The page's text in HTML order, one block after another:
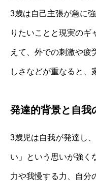
3歳は自己主張が急に
りたいことと現実のギ
えて、外での刺激や疲
しさなどが重なると、
発達的背景と自我
3歳児は自我が発達し
い」という思いが強く
力や我慢する力、自分